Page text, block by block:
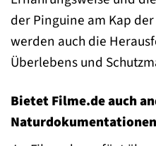
der Pinguine am Kap
werden auch die
Überlebens und
Bietet Filme.de auch